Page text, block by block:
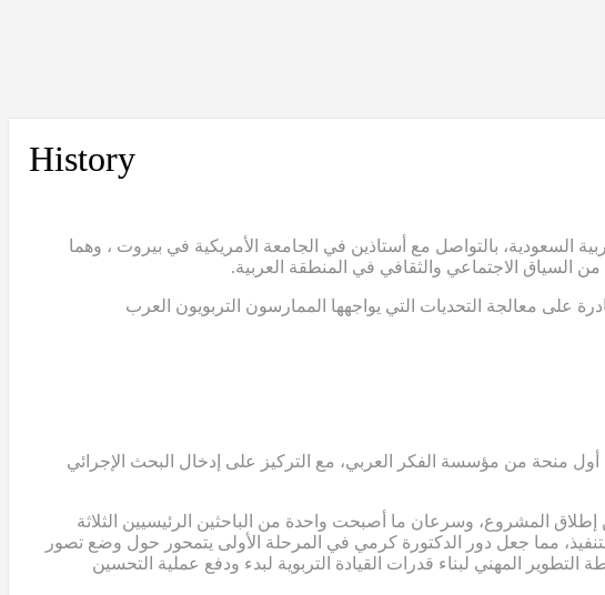
History
السعودية، بالتواصل مع أستاذين في الجامعة الأمريكية في بيروت ، وهما
السياق الاجتماعي والثقافي في المنطقة العربية.
على معالجة التحديات التي يواجهها الممارسون التربويون العرب
على أول منحة من مؤسسة الفكر العربي، مع التركيز على إدخال البحث الإجرائي
المشروع، وسرعان ما أصبحت واحدة من الباحثين الرئيسيين الثلاثة
مما جعل دور الدكتورة كرمي في المرحلة الأولى يتمحور حول وضع تصور
المهني لبناء قدرات القيادة التربوية لبدء ودفع عملية التحسين